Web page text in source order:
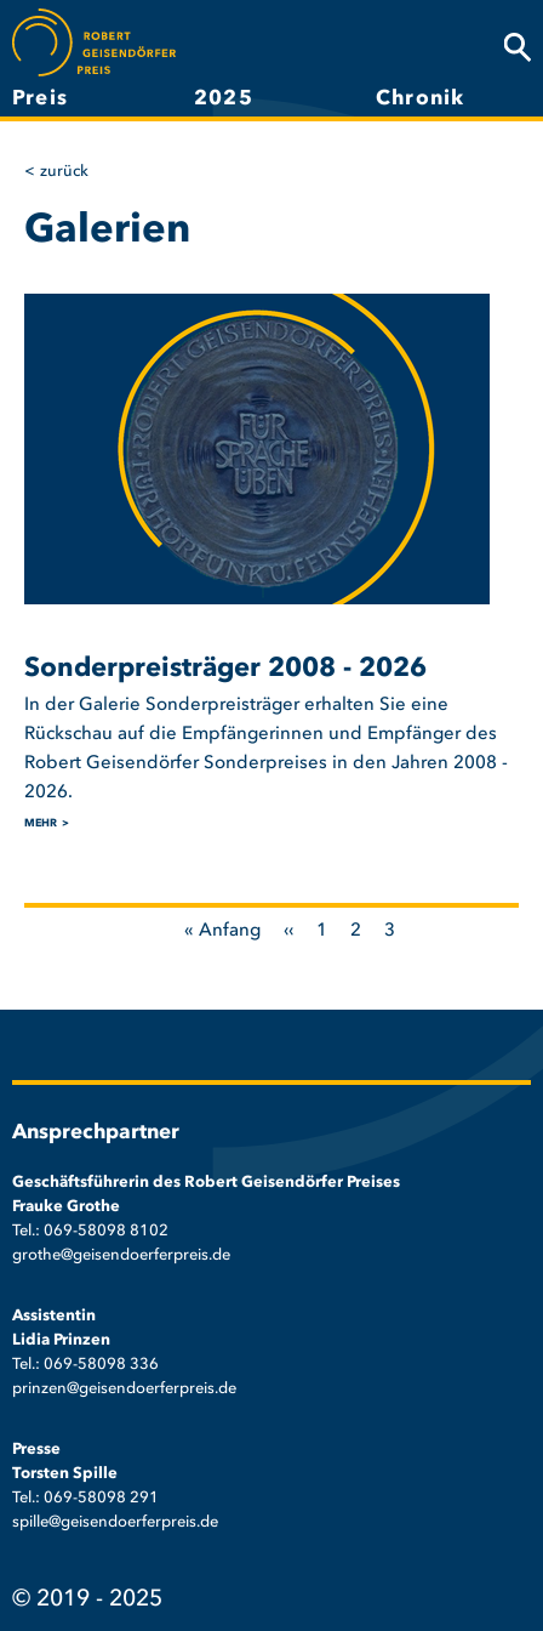
Direkt
zum
Inhalt
Preis 2025 Chronik
zurück
Galerien
Sonderpreisträger 2008 - 2026
In der Galerie Sonderpreisträger erhalten Sie eine
Rückschau auf die Empfängerinnen und Empfänger des
Robert Geisendörfer Sonderpreises in den Jahren 2008 -
2026.
MEHR
Erste
« Anfang
Vorherige
‹‹ Seite
1 Seite
2 Seite
3
Ansprechpartner
Geschäftsführerin des Robert Geisendörfer Preises
Frauke Grothe
Tel.: 069-58098 8102
grothe@geisendoerferpreis.de
Assistentin
Lidia Prinzen
Tel.: 069-58098 336
prinzen@geisendoerferpreis.de
Presse
Torsten Spille
Tel.: 069-58098 291
spille@geisendoerferpreis.de
© 2019 - 2025